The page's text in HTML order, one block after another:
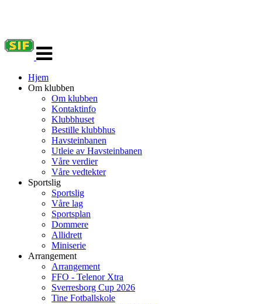
navigasjon
Hjem
Om klubben
Om klubben
Kontaktinfo
Klubbhuset
Bestille klubbhus
Havsteinbanen
Utleie av Havsteinbanen
Våre verdier
Våre vedtekter
Sportslig
Sportslig
Våre lag
Sportsplan
Dommere
Allidrett
Miniserie
Arrangement
Arrangement
FFO - Telenor Xtra
Sverresborg Cup 2026
Tine Fotballskole